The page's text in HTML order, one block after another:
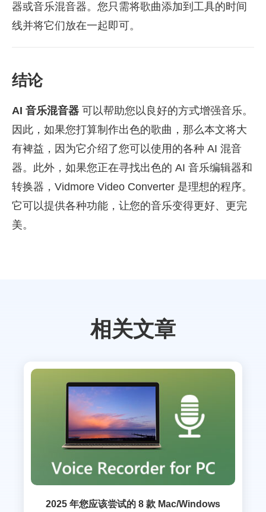
器或音乐混音器。您只需将歌曲添加到工具的时间
线并将它们放在一起即可。
结论
AI 音乐混音器 可以帮助您以良好的方式增强音乐。
因此，如果您打算制作出色的歌曲，那么本文将大
有裨益，因为它介绍了您可以使用的各种 AI 混音
器。此外，如果您正在寻找出色的 AI 音乐编辑器和
转换器，Vidmore Video Converter 是理想的程序。
它可以提供各种功能，让您的音乐变得更好、更完
美。
相关文章
2025 年您应该尝试的 8 款 Mac/Windows